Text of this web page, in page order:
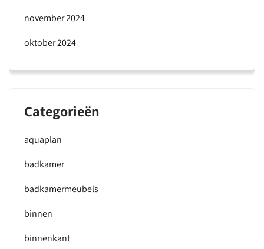
november 2024
oktober 2024
Categorieën
aquaplan
badkamer
badkamermeubels
binnen
binnenkant